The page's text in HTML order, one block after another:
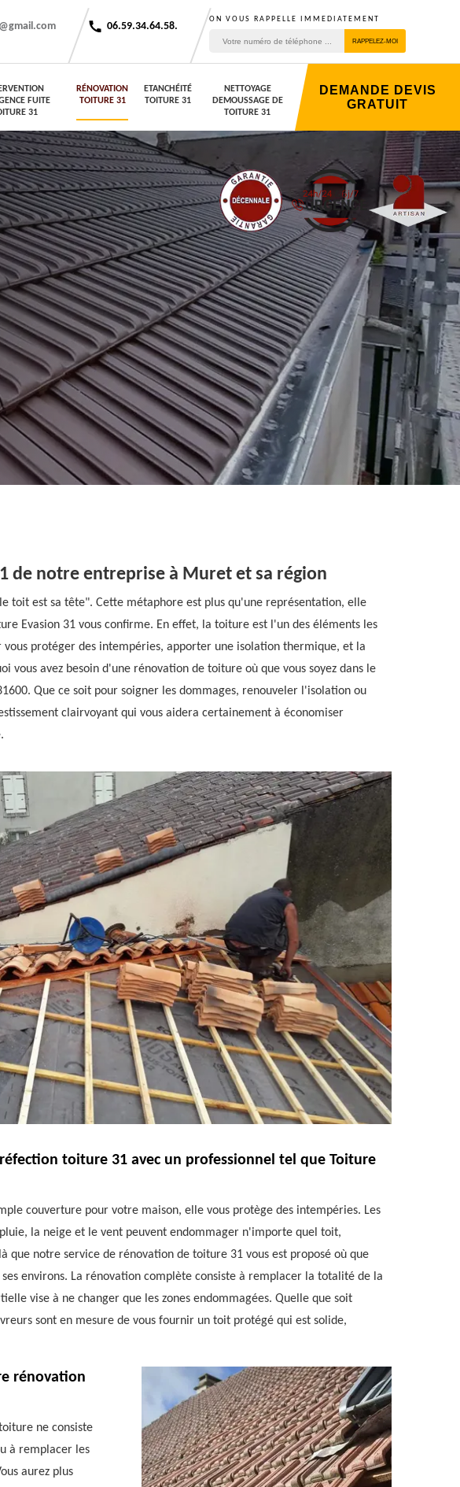
06.59.34.64.58.
ON VOUS RAPPELLE IMMEDIATEMENT
FUITE
31
RÉNOVATION
TOITURE 31
ETANCHÉITÉ
TOITURE 31
NETTOYAGE
DEMOUSSAGE DE
TOITURE 31
DEMANDE DEVIS
GRATUIT
de notre entreprise à Muret et sa région
toit est sa tête". Cette métaphore est plus qu'une représentation, elle
Evasion 31 vous confirme. En effet, la toiture est l'un des éléments les
vous protéger des intempéries, apporter une isolation thermique, et la
vous avez besoin d'une rénovation de toiture où que vous soyez dans le
Que ce soit pour soigner les dommages, renouveler l'isolation ou
clairvoyant qui vous aidera certainement à économiser
toiture 31 avec un professionnel tel que Toiture
couverture pour votre maison, elle vous protège des intempéries. Les
la neige et le vent peuvent endommager n'importe quel toit,
que notre service de rénovation de toiture 31 vous est proposé où que
environs. La rénovation complète consiste à remplacer la totalité de la
vise à ne changer que les zones endommagées. Quelle que soit
sont en mesure de vous fournir un toit protégé qui est solide,
rénovation
ne consiste
à remplacer les
aurez plus